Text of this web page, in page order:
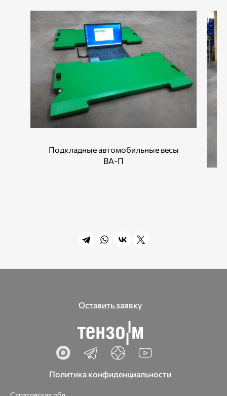
Подкладные автомобильные весы
ВА-П
Оставить заявку
Политика конфиденциальности